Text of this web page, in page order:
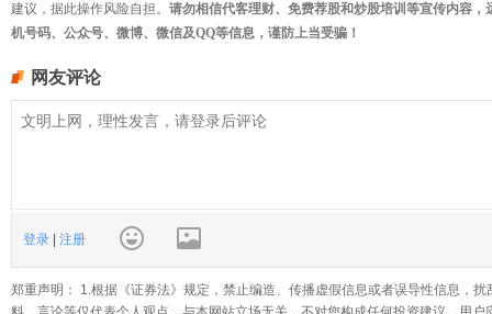
建议，据此操作风险自担。 请勿相信代客理财、免费荐股和炒股培训等宣传内容
机号码、公众号、微博、微信及QQ等信息，谨防上当受骗！
网友评论
登录 注册
郑重声明： 1.根据《证券法》规定，禁止编造、传播虚假信息或者误导性信息，